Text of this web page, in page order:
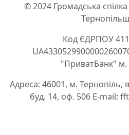
© 2024 Громадська
Код ЄДРПОУ
"ПриватБанк" м.
Адреса: 46001, м. Тернопіль,
буд. 14, оф. 506 E-mail: